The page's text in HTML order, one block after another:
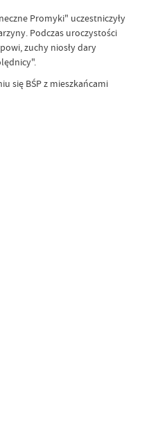
Promyki" uczestniczyły
Podczas uroczystości
zuchy niosły dary
się BŚP z mieszkańcami